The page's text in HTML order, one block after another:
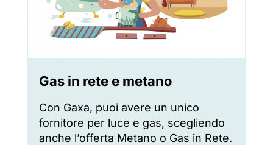
Gas in rete e metano
Con Gaxa, puoi avere un unico
fornitore per luce e gas, scegliendo
anche l’offerta Metano o Gas in Rete.